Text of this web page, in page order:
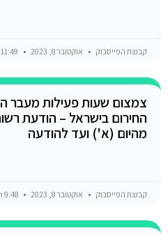
קבוצת הפייסבוק אוקטובר 8, 2023
צמצום שעות פעילות מעבר
החירום בישראל – הודעת
מהיום (א') ועד להודעה
קבוצת הפייסבוק אוקטובר 8, 2023